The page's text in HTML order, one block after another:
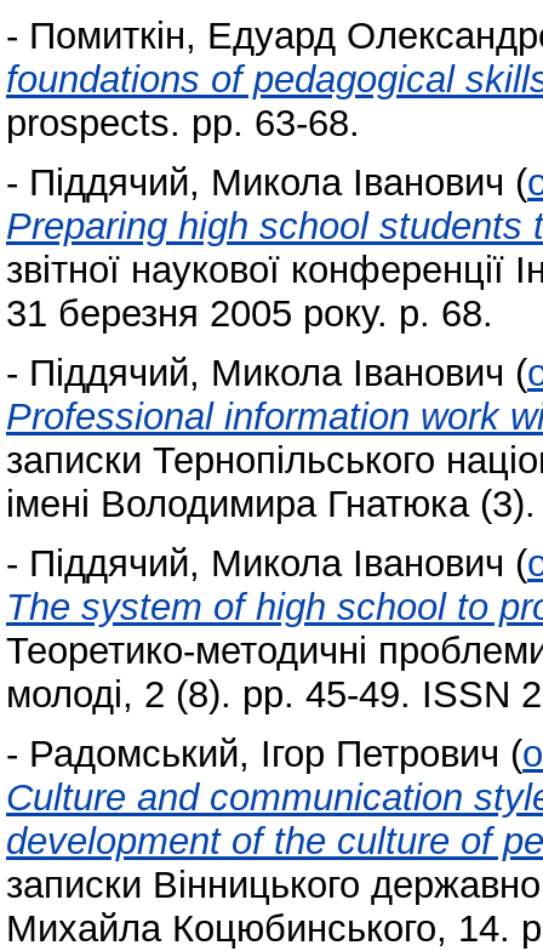
- Помиткін, Едуард
foundations of pedagogical
prospects. pp. 63-68.
- Піддячий, Микола Іванович (
Preparing high school
звітної наукової конференції
31 березня 2005 року. p. 68.
- Піддячий, Микола Іванович (
Professional information work
записки Тернопільського
імені Володимира Гнатюка
- Піддячий, Микола Іванович (
The system of high school to
Теоретико-методичні
молоді, 2 (8). pp. 45-49. ISSN
- Радомський, Ігор Петрович (
Culture and communication
development of the culture of
записки Вінницького
Михайла Коцюбинського, 14.